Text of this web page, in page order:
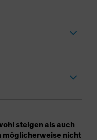
steigen als auch
möglicherweise nicht